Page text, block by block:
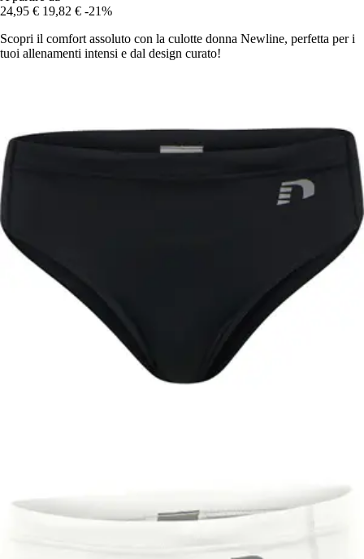
24,95 € 19,82 € -21%
Scopri il comfort assoluto con la culotte donna Newline, perfetta per i
tuoi allenamenti intensi e dal design curato!